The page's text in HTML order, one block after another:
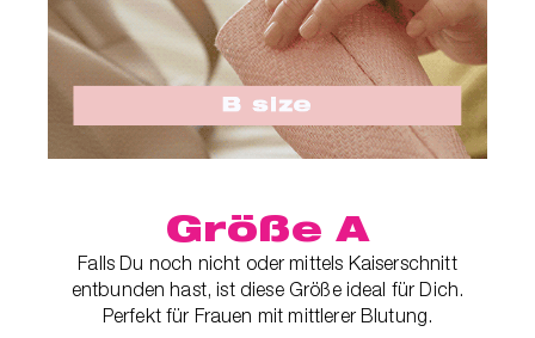
Größe A
Falls Du noch nicht oder mittels Kaiserschnitt
entbunden hast, ist diese Größe ideal für Dich.
Perfekt für Frauen mit mittlerer Blutung.